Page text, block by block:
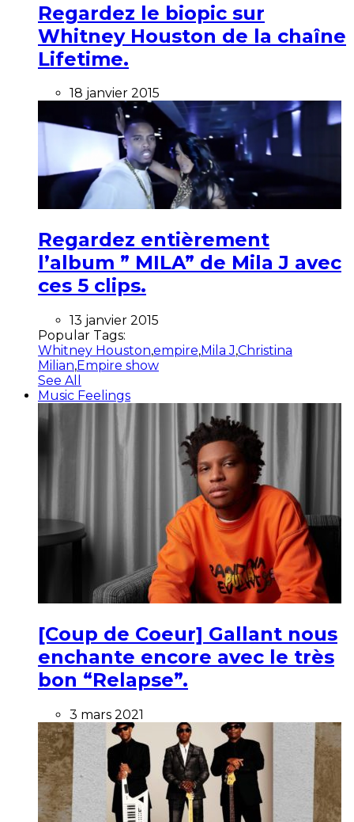
Regardez le biopic sur
Whitney Houston de la chaîne
Lifetime.
18 janvier 2015
Regardez entièrement
l’album ” MILA” de Mila J avec
ces 5 clips.
13 janvier 2015
Popular Tags:
Whitney Houston,empire,Mila J,Christina
Milian,Empire show
See All
Music Feelings
[Coup de Coeur] Gallant nous
enchante encore avec le très
bon “Relapse”.
3 mars 2021